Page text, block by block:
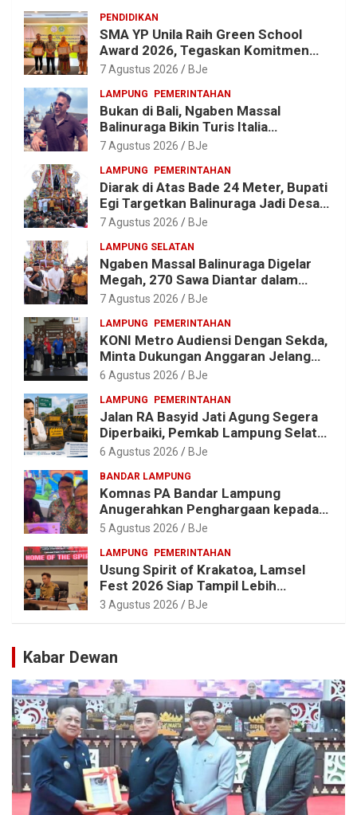
PENDIDIKAN
SMA YP Unila Raih Green School
Award 2026, Tegaskan Komitmen
Wujudkan Sekolah Ramah
7 Agustus 2026 BJe
LAMPUNG PEMERINTAHAN
Bukan di Bali, Ngaben Massal
Balinuraga Bikin Turis Italia
Terpukau, Puluhan Ribu Orang Ikut
7 Agustus 2026 BJe
LAMPUNG PEMERINTAHAN
Diarak di Atas Bade 24 Meter, Bupati
Egi Targetkan Balinuraga Jadi Desa
Wisata Budaya 2027
7 Agustus 2026 BJe
LAMPUNG SELATAN
Ngaben Massal Balinuraga Digelar
Megah, 270 Sawa Diantar dalam
Tradisi Suci yang Gerakkan Ekonomi
7 Agustus 2026 BJe
LAMPUNG PEMERINTAHAN
KONI Metro Audiensi Dengan Sekda,
Minta Dukungan Anggaran Jelang
Porprov X Lampung
6 Agustus 2026 BJe
LAMPUNG PEMERINTAHAN
Jalan RA Basyid Jati Agung Segera
Diperbaiki, Pemkab Lampung Selatan
Alokasikan Rp1,13 Miliar
6 Agustus 2026 BJe
BANDAR LAMPUNG
Komnas PA Bandar Lampung
Anugerahkan Penghargaan kepada
Kombes Pol. Alfret Jacob Tilukay
5 Agustus 2026 BJe
LAMPUNG PEMERINTAHAN
Usung Spirit of Krakatoa, Lamsel
Fest 2026 Siap Tampil Lebih
Spektakuler dengan Empat Event
3 Agustus 2026 BJe
Kabar Dewan